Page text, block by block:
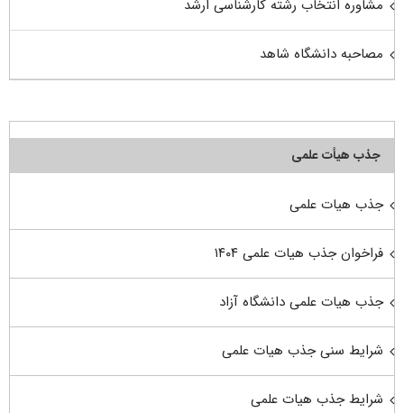
مشاوره انتخاب رشته کارشناسی ارشد
مصاحبه دانشگاه شاهد
جذب هیأت علمی
جذب هیات علمی
فراخوان جذب هیات علمی ۱۴۰۴
جذب هیات علمی دانشگاه آزاد
شرایط سنی جذب هیات علمی
شرایط جذب هیات علمی